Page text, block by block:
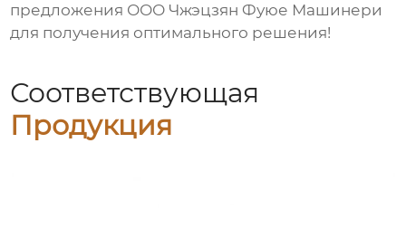
предложения ООО Чжэцзян Фуюе Машинери
для получения оптимального решения!
Соответствующая
Продукция